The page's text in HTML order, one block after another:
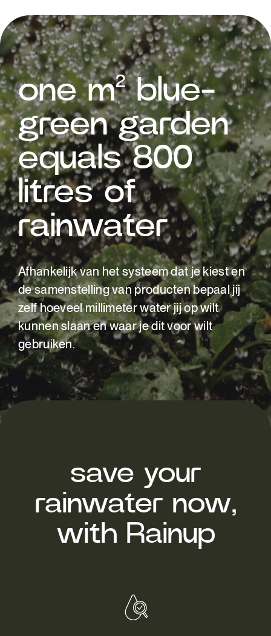
one m² blue-
green garden
equals 800
litres of
rainwater
Afhankelijk van het systeem dat je kiest en
de samenstelling van producten bepaal jij
zelf hoeveel millimeter water jij op wilt
kunnen slaan en waar je dit voor wilt
gebruiken.
save your
rainwater now,
with Rainup